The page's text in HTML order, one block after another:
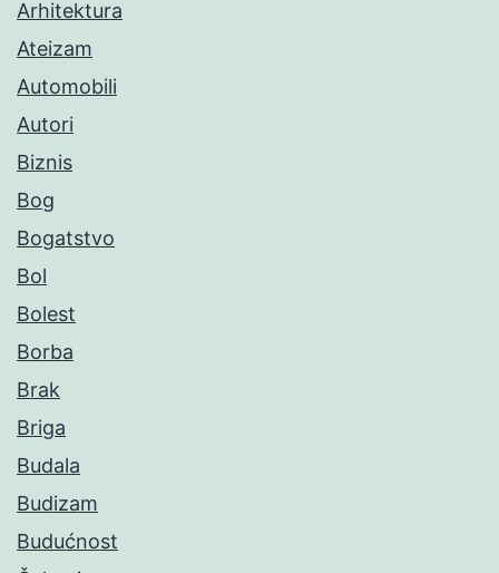
Arhitektura
Ateizam
Automobili
Autori
Biznis
Bog
Bogatstvo
Bol
Bolest
Borba
Brak
Briga
Budala
Budizam
Budućnost